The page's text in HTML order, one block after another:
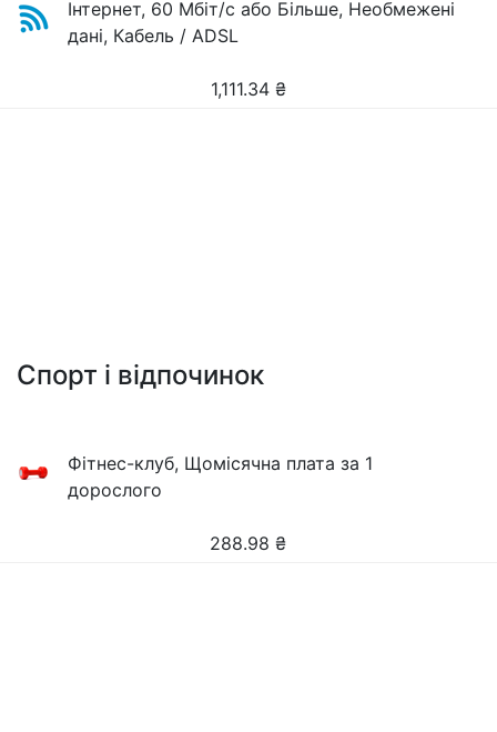
Інтернет, 60 Мбіт/с або Більше, Необмежені
дані, Кабель / ADSL
1,111.34 ₴
Спорт і відпочинок
Фітнес-клуб, Щомісячна плата за 1
дорослого
288.98 ₴